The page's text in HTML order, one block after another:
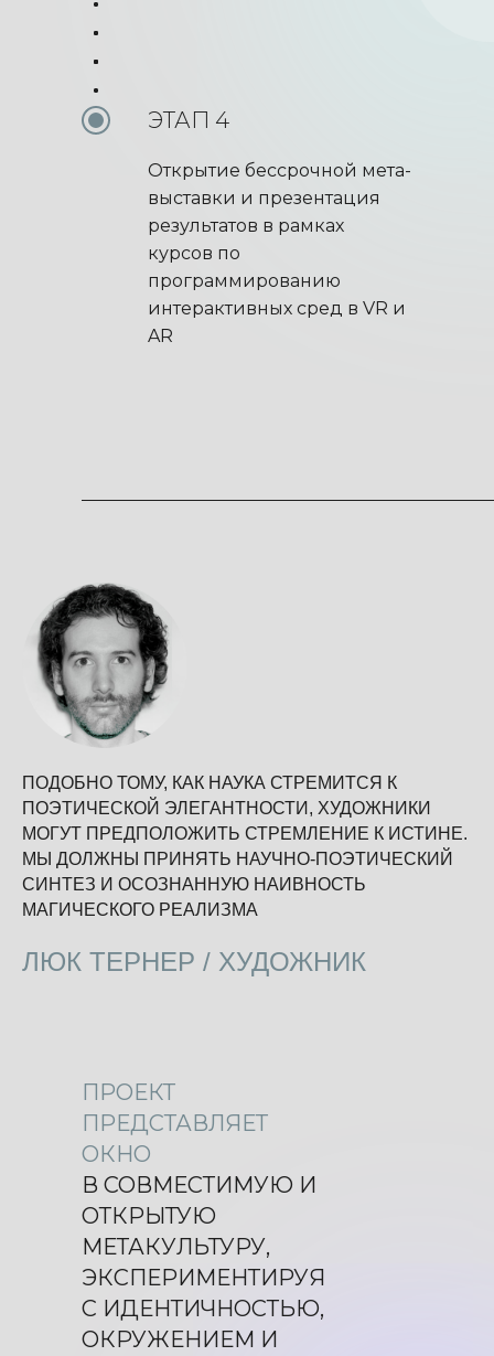
Открытие бессрочной мета-
выставки и презентация
результатов в рамках
курсов по
программированию
интерактивных сред в VR и
AR
ЭТАП 4
ПОДОБНО ТОМУ, КАК НАУКА СТРЕМИТСЯ К
ПОЭТИЧЕСКОЙ ЭЛЕГАНТНОСТИ, ХУДОЖНИКИ
МОГУТ ПРЕДПОЛОЖИТЬ СТРЕМЛЕНИЕ К ИСТИНЕ.
МЫ ДОЛЖНЫ ПРИНЯТЬ НАУЧНО-ПОЭТИЧЕСКИЙ
СИНТЕЗ И ОСОЗНАННУЮ НАИВНОСТЬ
МАГИЧЕСКОГО РЕАЛИЗМА
ЛЮК ТЕРНЕР / ХУДОЖНИК
ПРОЕКТ
ПРЕДСТАВЛЯЕТ
ОКНО
В СОВМЕСТИМУЮ И
ОТКРЫТУЮ
МЕТАКУЛЬТУРУ,
ЭКСПЕРИМЕНТИРУЯ
С ИДЕНТИЧНОСТЬЮ,
ОКРУЖЕНИЕМ И